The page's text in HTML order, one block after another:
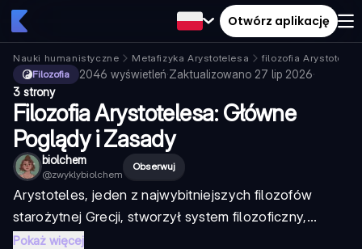
Otwórz aplikację
Nauki humanistyczne Metafizyka Arystotelesa
filozofia
Filozofia
2046 wyświetleń·Zaktualizowano 27 lip 2026·
3 strony
Filozofia Arystotelesa: Główne
Poglądy i Zasady
biolchem
@zwyklybiolchem
Obserwuj
Arystoteles, jeden z najwybitniejszych filozofów
starożytnej Grecji, stworzył system filozoficzny,...
Pokaż więcej